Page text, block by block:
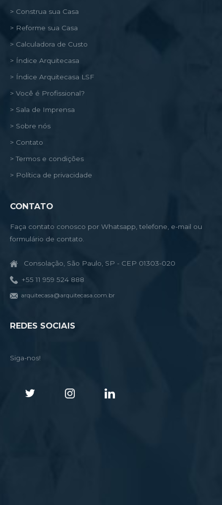
> Construa sua Casa
> Reforme sua Casa
> Calculadora de Custo
> Índice Arquitecasa
> Índice Arquitecasa LSF
> Você é Profissional?
> Sala de Imprensa
> Sobre nós
> Contato
> Termos e condições
> Política de privacidade
CONTATO
Faça contato conosco por Whatsapp, telefone, e-mail ou
formulário de contato.
Consolação, São Paulo, SP - CEP 01303-020
+55 11 959 524 888
arquitecasa@arquitecasa.com.br
REDES SOCIAIS
Siga-nos!